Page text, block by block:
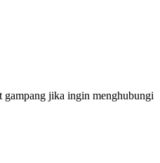
gampang jika ingin menghubungi